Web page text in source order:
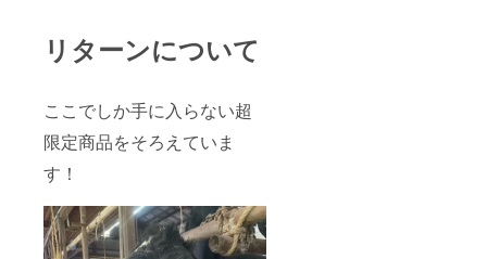
リターンについて
ここでしか手に入らない超
限定商品をそろえていま
す！